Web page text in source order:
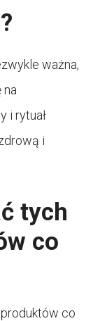
ważna,
na
i rytuał
i
tych
co
co